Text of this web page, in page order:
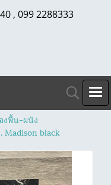
, 099 2288333
งพื้น-ผนัง
Madison black